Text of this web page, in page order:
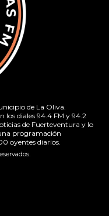
de La Oliva.
diales 94.4 FM y 94.2
de Fuerteventura y lo
programación
oyentes diarios.